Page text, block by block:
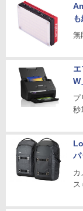
無
W
プ
秒
パ
カ
ス